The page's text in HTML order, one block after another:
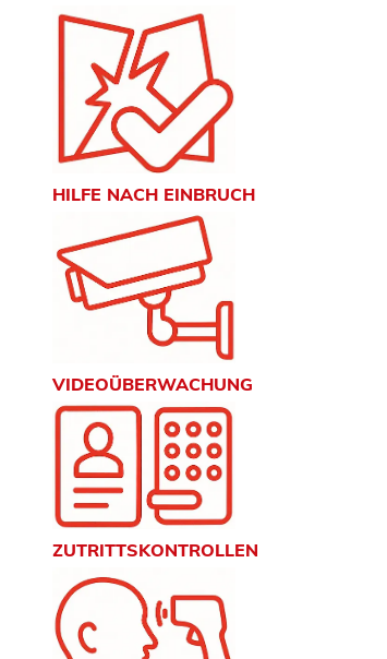
HILFE NACH EINBRUCH
VIDEOÜBERWACHUNG
ZUTRITTSKONTROLLEN